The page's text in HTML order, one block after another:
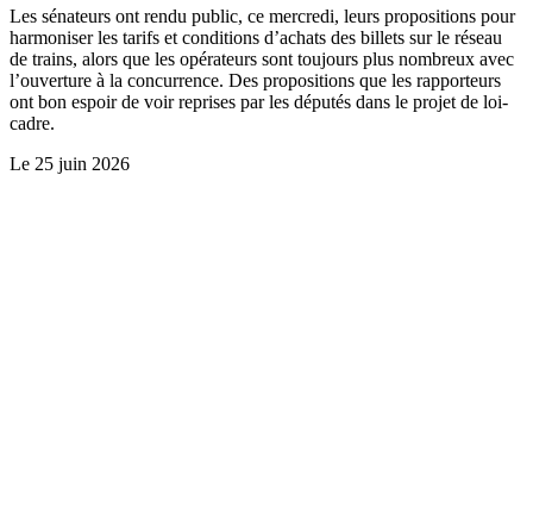
Les sénateurs ont rendu public, ce mercredi, leurs propositions pour
harmoniser les tarifs et conditions d’achats des billets sur le réseau
de trains, alors que les opérateurs sont toujours plus nombreux avec
l’ouverture à la concurrence. Des propositions que les rapporteurs
ont bon espoir de voir reprises par les députés dans le projet de loi-
cadre.
Le 25 juin 2026